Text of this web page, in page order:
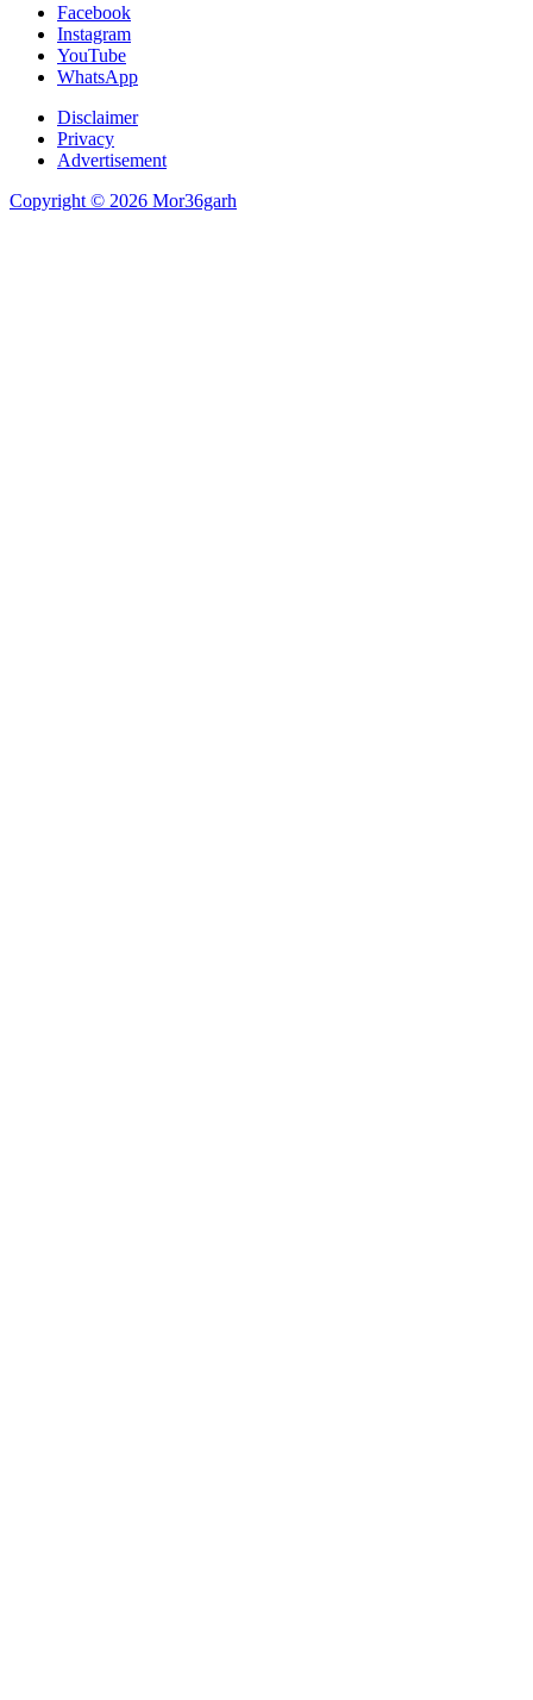
Facebook
Instagram
YouTube
WhatsApp
Disclaimer
Privacy
Advertisement
Copyright © 2026 Mor36garh